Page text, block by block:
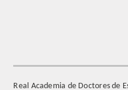
CIENCIAS EXPERIMENTALES
Real Academia de Doctores de